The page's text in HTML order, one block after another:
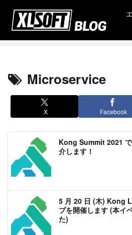
Microservice
X Facebook
Kong Summit 2021
介します！
5 月 20 日 (木) Kong
プを開催します (本イ
た)